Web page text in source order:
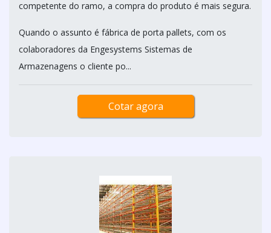
competente do ramo, a compra do produto é mais segura.
Quando o assunto é fábrica de porta pallets, com os
colaboradores da Engesystems Sistemas de
Armazenagens o cliente po...
Cotar agora